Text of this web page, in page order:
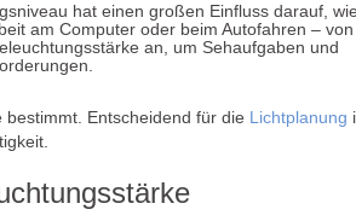
hat einen großen Einfluss darauf,
am Computer oder beim Autofahren – von
an, um Sehaufgaben und
Entscheidend für die Lichtplanung